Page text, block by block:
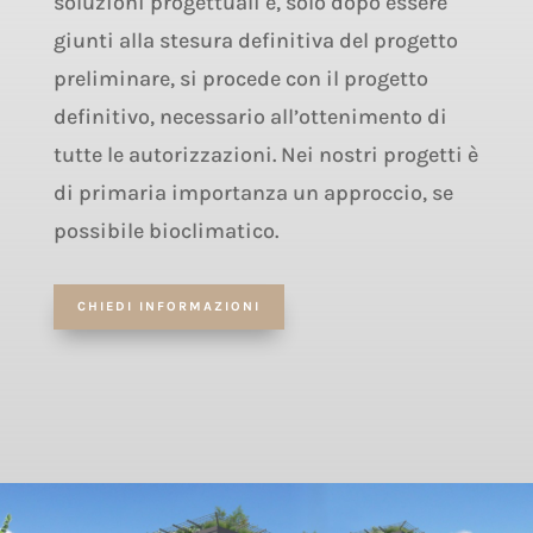
giunti alla stesura definitiva del progetto
preliminare, si procede con il progetto
definitivo, necessario all’ottenimento di
tutte le autorizzazioni. Nei nostri progetti è
di primaria importanza un approccio, se
possibile bioclimatico.
CHIEDI INFORMAZIONI